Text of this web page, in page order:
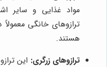
مواد غذایی و سایر
ترازوهای خانگی
هستند.
ترازوهای زرگری: این